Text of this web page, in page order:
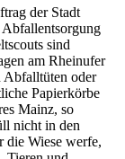
der Stadt
sind
am Rheinufer
Abfalltüten oder
Papierkörbe
Mainz, so
nicht in den
die Wiese werfe,